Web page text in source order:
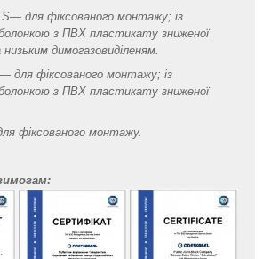
для фіксованого монтажу; із
з ПВХ пластикату зниженої
димогазовиділеням.
фіксованого монтажу; із
з ПВХ пластикату зниженої
фіксованого монтажу.